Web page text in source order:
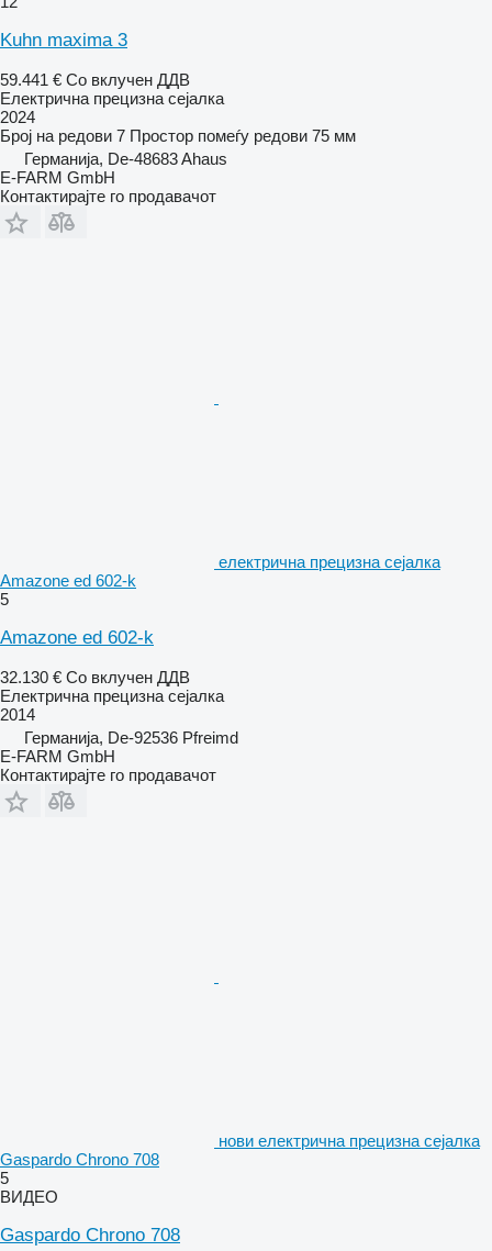
Kuhn maxima 3
59.441 € Со вклучен ДДВ
Електрична прецизна сејалка
2024
Број на редови 7 Простор помеѓу редови 75 мм
Германија, De-48683 Ahaus
E-FARM GmbH
Контактирајте го продавачот
електрична прецизна сејалка
Amazone ed 602-k
5
Amazone ed 602-k
32.130 € Со вклучен ДДВ
Електрична прецизна сејалка
2014
Германија, De-92536 Pfreimd
E-FARM GmbH
Контактирајте го продавачот
нови електрична прецизна сејалка
Gaspardo Chrono 708
5
ВИДЕО
Gaspardo Chrono 708